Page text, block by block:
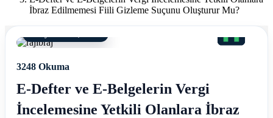
Asım
Hellaç
İbraz Edilmemesi Fiili Gizleme Suçunu Oluşturur Mu?
3248 Okuma
E-Defter ve E-Belgelerin Vergi
İncelemesine Yetkili Olanlara İbraz